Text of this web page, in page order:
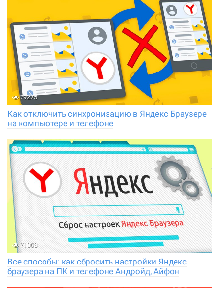
79275
Как отключить синхронизацию в Яндекс Браузере
на компьютере и телефоне
71003
Все способы: как сбросить настройки Яндекс
браузера на ПК и телефоне Андройд, Айфон